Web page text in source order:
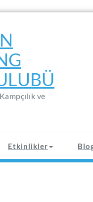
ve
Etkinlikler